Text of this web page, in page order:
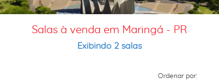
Salas à venda em Maringá - PR
Exibindo 2 salas
Ordenar por: